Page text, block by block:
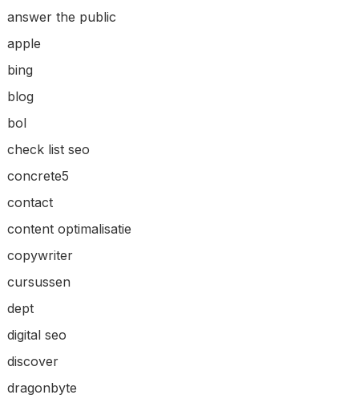
answer the public
apple
bing
blog
bol
check list seo
concrete5
contact
content optimalisatie
copywriter
cursussen
dept
digital seo
discover
dragonbyte